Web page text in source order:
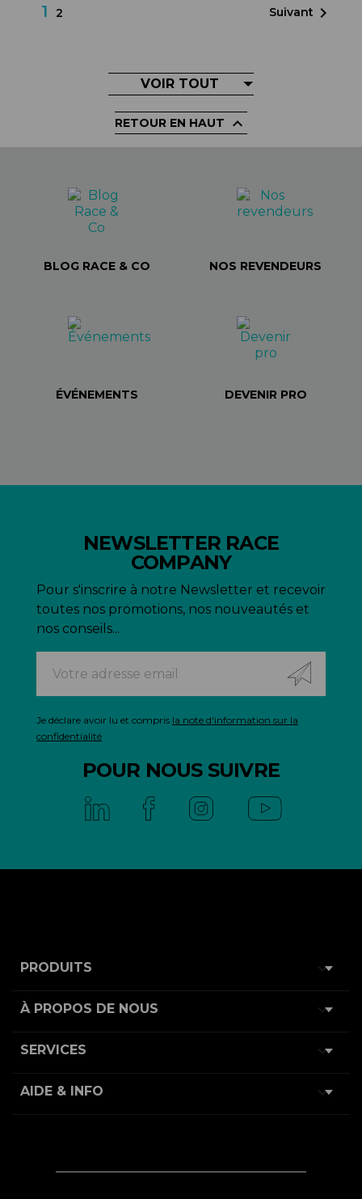
1 2 Suivant 
VOIR TOUT
RETOUR EN HAUT 
BLOG RACE & CO NOS REVENDEURS
ÉVÉNEMENTS DEVENIR PRO
NEWSLETTER RACE
COMPANY
Pour s'inscrire à notre Newsletter et recevoir
toutes nos promotions, nos nouveautés et
nos conseils...
Je déclare avoir lu et compris la note d'information sur la
confidentialité
POUR NOUS SUIVRE
PRODUITS 
À PROPOS DE NOUS 
SERVICES 
AIDE & INFO 